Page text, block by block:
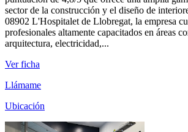
sector de la construcción y el diseño de
08902 L'Hospitalet de Llobregat, la empresa
profesionales altamente capacitados en áreas
arquitectura, electricidad,...
Ver ficha
Llámame
Ubicación